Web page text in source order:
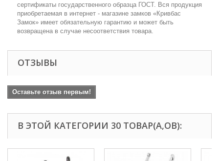
сертификаты государственного образца ГОСТ. Вся продукция
приобретаемая в интернет - магазине замков «Кривбас
Замок» имеет обязательную гарантию и может быть
возвращена в случае несоответствия товара.
ОТЗЫВЫ
Оставьте отзыв первым!
В ЭТОЙ КАТЕГОРИИ 30 ТОВАР(А,ОВ):